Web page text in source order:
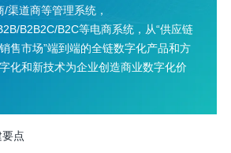
渠道商等管理系统，
B2B2C/B2C等电商系统，从“供应链
市场”端到端的全链数字化产品和方
化和新技术为企业创造商业数字化价
点